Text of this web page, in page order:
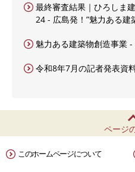
最終審査結果｜ひろしま
24 - 広島発！”魅力ある建
魅力ある建築物創造事業
令和8年7月の記者発表資
ページ
このホームページについて